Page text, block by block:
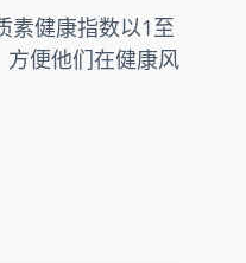
素健康指数以1至
便他们在健康风